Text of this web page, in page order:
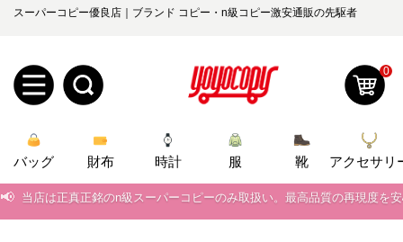
スーパーコピー優良店｜ブランド コピー・n級コピー激安通販の先駆者
規
ユ
ロ
グ
0
バッグ 財布 時計 服 靴
アクセサリ